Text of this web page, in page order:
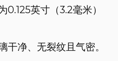
0.125英寸（3.2毫米）
干净、无裂纹且气密。